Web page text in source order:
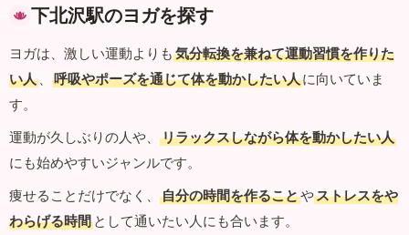
下北沢駅のヨガを探す
ヨガは、激しい運動よりも 気分転換を兼ねて運動習慣を作りた
い人 、 呼吸やポーズを通じて体を動かしたい人に向いていま
す。
運動が久しぶりの人や、
リラックスしながら体を動かしたい人
にも始めやすいジャンルです。
痩せることだけでなく、
自分の時間を作ることやストレスをや
わらげる時間 として通いたい人にも合います。